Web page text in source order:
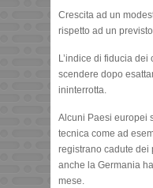
Crescita ad un
rispetto ad un
L’indice di fiducia
scendere dopo
ininterrotta.
Alcuni Paesi europei
tecnica come ad
registrano cadute dei
anche la Germania
mese.